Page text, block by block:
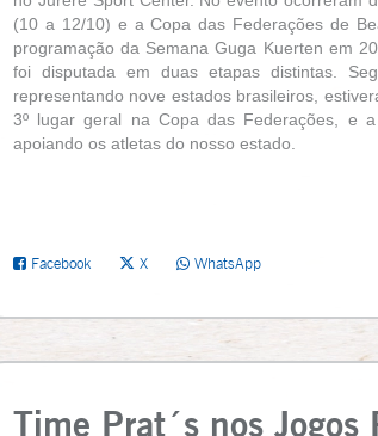
(10 a 12/10) e a Copa das Federações de
programação da Semana Guga Kuerten em
foi disputada em duas etapas distintas.
representando nove estados brasileiros,
3º lugar geral na Copa das Federações, e
apoiando os atletas do nosso estado.
Facebook X WhatsApp
Time Prat´s nos